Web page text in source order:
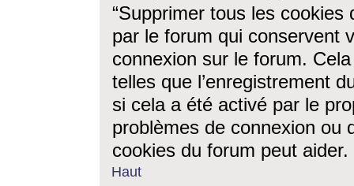
“Supprimer tous les cookies
par le forum qui conservent
connexion sur le forum.
telles que l’enregistrement
si cela a été activé par le
problèmes de connexion ou
cookies du forum peut aider.
Haut